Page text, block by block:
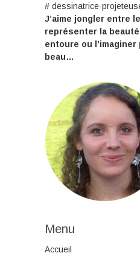
# dessinatrice-
J’aime jongler entre
représenter la
entoure ou
beau…
Menu
Accueil